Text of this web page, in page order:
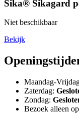
Sika® Sikagard
Niet beschikbaar
Bekijk
Maandag-
Zaterdag:
Zondag:
Bezoek alleen